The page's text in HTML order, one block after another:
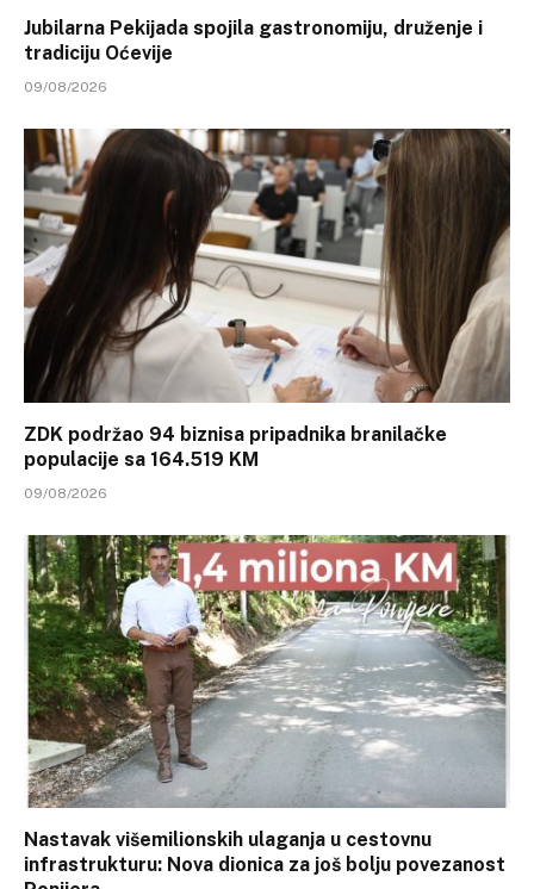
Jubilarna Pekijada spojila gastronomiju, druženje i
tradiciju Oćevije
09/08/2026
ZDK podržao 94 biznisa pripadnika branilačke
populacije sa 164.519 KM
09/08/2026
Nastavak višemilionskih ulaganja u cestovnu
infrastrukturu: Nova dionica za još bolju povezanost